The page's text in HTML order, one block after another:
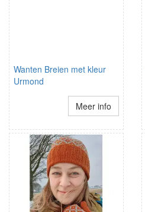
Wanten Breien met kleur
Urmond
Meer info